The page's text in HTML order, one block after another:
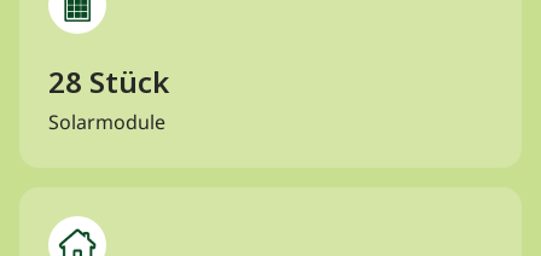
28 Stück
Solarmodule